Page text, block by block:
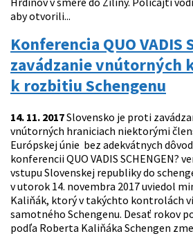
aby otvorili...
Konferencia QUO VADIS
zavádzanie vnútorných
k rozbitiu Schengenu
14. 11. 2017Slovensko je proti
vnútorných hraniciach niektorými
Európskej únie bez adekvátnych
konferencii QUO VADIS SCHENGEN?
vstupu Slovenskej republiky do
v utorok 14. novembra 2017 uviedol
Kaliňák, ktorý v takýchto kontrolách
samotného Schengenu. Desať rokov
podľa Roberta Kaliňáka Schengen